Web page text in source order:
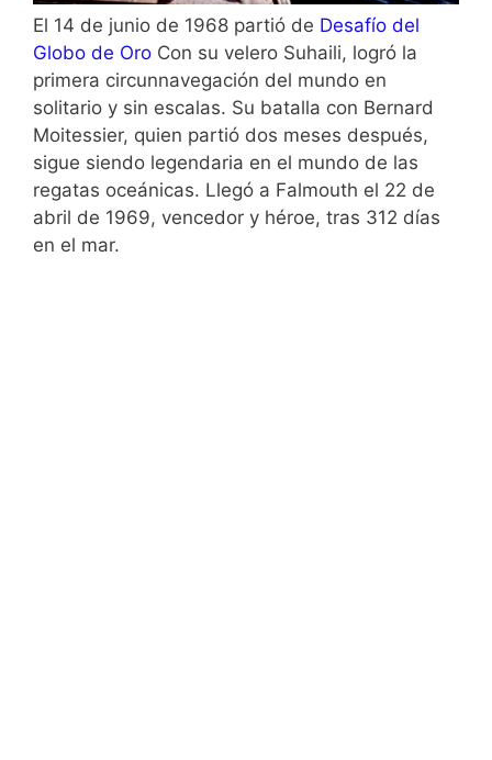
El 14 de junio de 1968 partió de Desafío del
Globo de Oro Con su velero Suhaili, logró la
primera circunnavegación del mundo en
solitario y sin escalas. Su batalla con Bernard
Moitessier, quien partió dos meses después,
sigue siendo legendaria en el mundo de las
regatas oceánicas. Llegó a Falmouth el 22 de
abril de 1969, vencedor y héroe, tras 312 días
en el mar.